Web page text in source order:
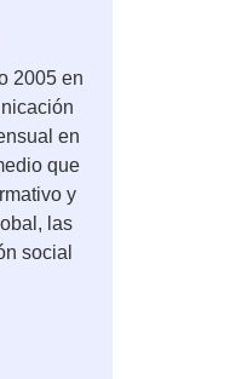
2005 en
en
que
y
las
social